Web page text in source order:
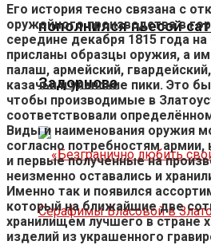
пополнился пьесой
Задорнова
Его история тесно связана с
оружейного производства в
середине декабря 1815 года
присланы образцы оружия, а
палаш, армейский,
казачьи и уланские пики. Это
чтобы производимые в
соответствовали
Виды и наименования оружия
согласно потребностям
и первые полученные на
неизменно оставались и
Именно так и появился
который на ближайшие две
хранилищем лучшего в стране
изделий из украшенного